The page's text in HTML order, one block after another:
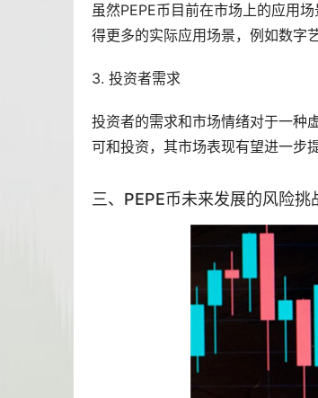
虽然PEPE币目前在市场上的应用
得更多的实际应用场景，例如数字
3. 投资者需求
投资者的需求和市场情绪对于一种
可和投资，其市场表现有望进一步
三、PEPE币未来发展的风险挑